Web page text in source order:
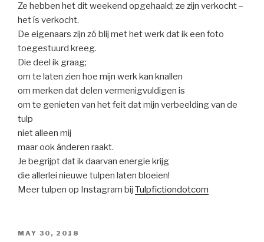
Ze hebben het dit weekend opgehaald; ze zijn verkocht –
het ís verkocht.
De eigenaars zijn zó blij met het werk dat ik een foto
toegestuurd kreeg.
Die deel ik graag;
om te laten zien hoe mijn werk kan knallen
om merken dat delen vermenigvuldigen is
om te genieten van het feit dat mijn verbeelding van de
tulp
niet alleen mij
maar ook ánderen raakt.
Je begrijpt dat ik daarvan energie krijg
die allerlei nieuwe tulpen laten bloeien!
Meer tulpen op Instagram bij Tulpfictiondotcom
POSTED
MAY 30, 2018